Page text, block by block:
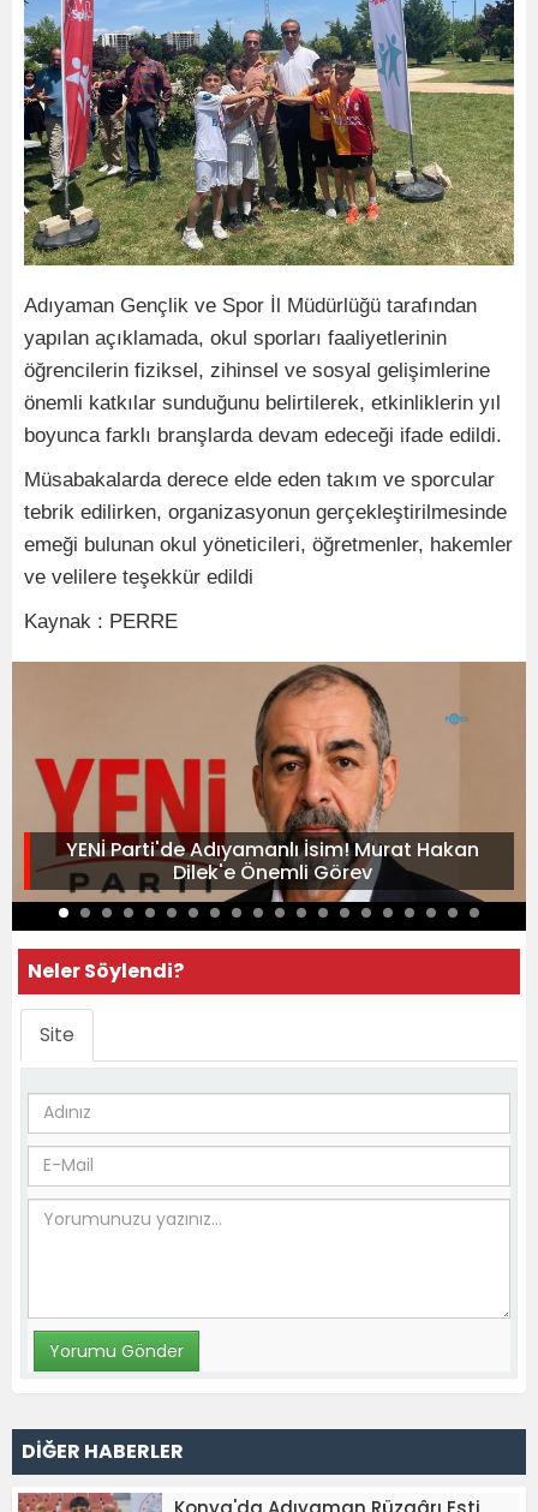
Adıyaman Gençlik ve Spor İl Müdürlüğü tarafından
yapılan açıklamada, okul sporları faaliyetlerinin
öğrencilerin fiziksel, zihinsel ve sosyal gelişimlerine
önemli katkılar sunduğunu belirtilerek, etkinliklerin yıl
boyunca farklı branşlarda devam edeceği ifade edildi.
Müsabakalarda derece elde eden takım ve sporcular
tebrik edilirken, organizasyonun gerçekleştirilmesinde
emeği bulunan okul yöneticileri, öğretmenler, hakemler
ve velilere teşekkür edildi
Kaynak : PERRE
YENİ Parti'de Adıyamanlı İsim! Murat Hakan
Dilek'e Önemli Görev
Neler Söylendi?
Site
DİĞER HABERLER